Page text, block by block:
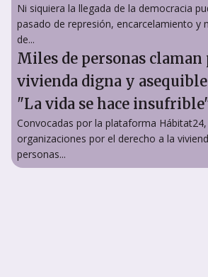
Ni siquiera la llegada de la democracia
pasado de represión, encarcelamiento y
de...
Miles de personas claman
vivienda digna y
"La vida se hace
Convocadas por la plataforma
organizaciones por el derecho a la
personas...